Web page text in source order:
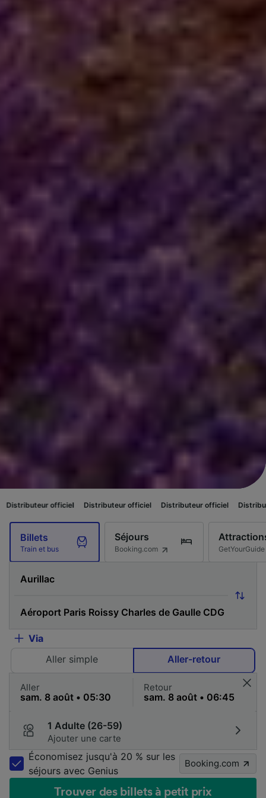
Distributeur officiel Distributeur officiel Distributeur officiel
Billets
Train et bus
Séjours
Booking.com GetYourGuide
Via
Aller simple
Aller-retour
Aller Retour
1 Adulte (26-59)
Ajouter une carte
Économisez jusqu'à 20 % sur les
séjours avec Genius
Booking.com
Trouver des billets à petit prix